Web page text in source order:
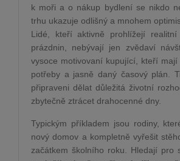
k moři a o nákup bydlení se nikdo
trhu ukazuje odlišný a mnohem
Lidé, kteří aktivně prohlížejí
prázdnin, nebývají jen zvědaví
vysoce motivovaní kupující, kteří mají
potřeby a jasně daný časový plán.
připraveni dělat důležitá životní
zbytečně ztrácet drahocenné dny.
Typickým příkladem jsou rodiny,
nový domov a kompletně vyřešit
začátkem školního roku. Hledají pro